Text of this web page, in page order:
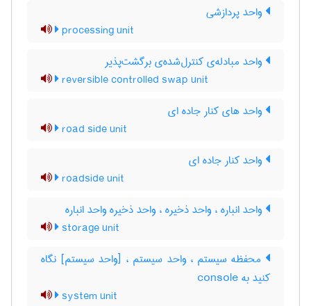
واحد پردازشی
processing unit
واحد مبادله‌ی کنترل‌شده‌ی برگشت‌پذیر
reversible controlled swap unit
واحد های کنار جاده ای
road side unit
واحد کنار جاده ای
roadside unit
واحد انباره ، واحد ذخیره ، واحد ذخیره واحد انباره
storage unit
محفظه سیستم ، واحد سیستم ، [واحد سیستم] نگاه
کنید به ‎ console
system unit